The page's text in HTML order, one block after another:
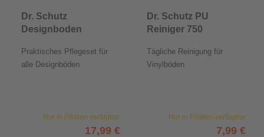
Dr. Schutz
Designboden
Praktisches Pflegeset für
alle Designböden
Nur in Filialen verfügbar
17,99 €
Dr. Schutz PU
Reiniger 750
Tägliche Reinigung für
Vinylböden
Nur in Filialen verfügbar
7,99 €